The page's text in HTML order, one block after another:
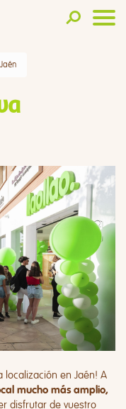
localización en Jaén! A
mucho más amplio,
disfrutar de vuestro